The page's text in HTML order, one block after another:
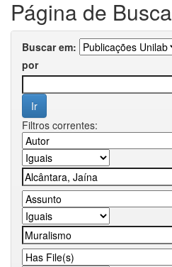
Página de Busca
Buscar em:
por
Filtros correntes: